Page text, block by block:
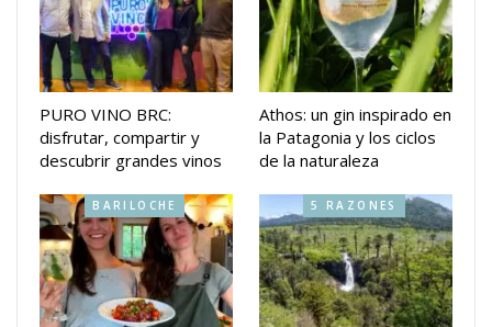
PURO VINO BRC:
disfrutar, compartir y
descubrir grandes vinos
Athos: un gin inspirado en
la Patagonia y los ciclos
de la naturaleza
BARILOCHE 5 RAZONES